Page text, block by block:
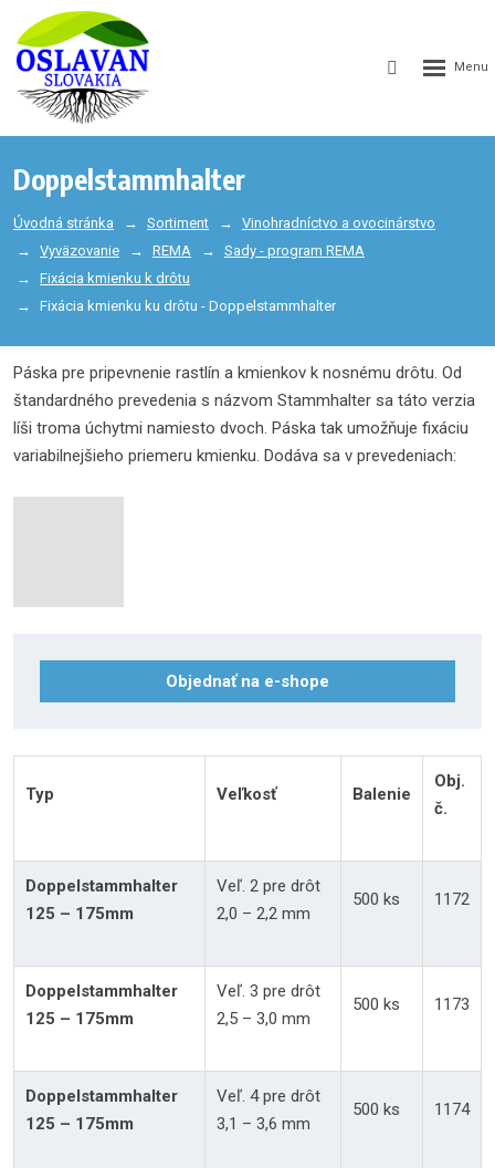
Doppelstammhalter
Úvodná stránka Sortiment
Vinohradníctvo a ovocinárstvo
Vyväzovanie
REMA
Sady - program REMA
Fixácia kmienku k drôtu
Fixácia kmienku ku drôtu - Doppelstammhalter
Páska pre pripevnenie rastlín a kmienkov k nosnému drôtu. Od
štandardného prevedenia s názvom Stammhalter sa táto verzia
líši troma úchytmi namiesto dvoch. Páska tak umožňuje fixáciu
variabilnejšieho priemeru kmienku. Dodáva sa v prevedeniach:
Objednať na e-shope
Typ Veľkosť Balenie
Obj.
č.
Doppelstammhalter
125 – 175mm
Veľ. 2 pre drôt
2,0 – 2,2 mm
500 ks 1172
Doppelstammhalter
125 – 175mm
Veľ. 3 pre drôt
2,5 – 3,0 mm
500 ks 1173
Doppelstammhalter
125 – 175mm
Veľ. 4 pre drôt
3,1 – 3,6 mm
500 ks 1174